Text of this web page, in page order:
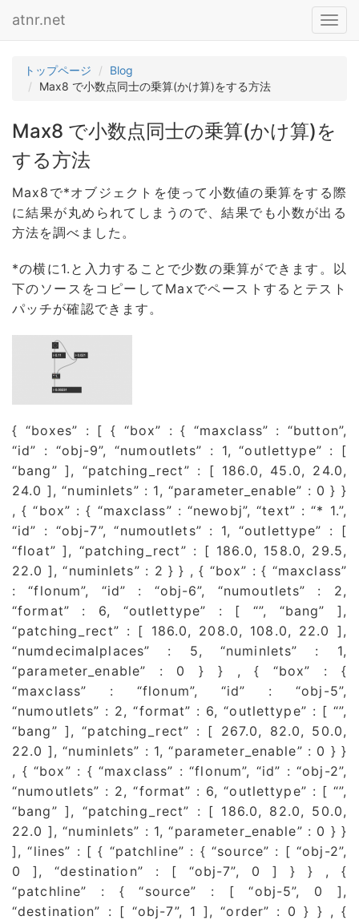
atnr.net
トップページ
Blog
Max8 で小数点同士の乗算(かけ算)をする方法
Max8 で小数点同士の乗算(かけ算)を
する方法
Max8で*オブジェクトを使って小数値の乗算をする際
に結果が丸められてしまうので、結果でも小数が出る
方法を調べました。
*の横に1.と入力することで少数の乗算ができます。以
下のソースをコピーしてMaxでペーストするとテスト
パッチが確認できます。
{ “boxes” : [ { “box” : { “maxclass” : “button”,
“id” : “obj-9”, “numoutlets” : 1, “outlettype” : [
“bang” ], “patching_rect” : [ 186.0, 45.0, 24.0,
24.0 ], “numinlets” : 1, “parameter_enable” : 0 } }
, { “box” : { “maxclass” : “newobj”, “text” : “* 1.”,
“id” : “obj-7”, “numoutlets” : 1, “outlettype” : [
“float” ], “patching_rect” : [ 186.0, 158.0, 29.5,
22.0 ], “numinlets” : 2 } } , { “box” : { “maxclass”
: “flonum”, “id” : “obj-6”, “numoutlets” : 2,
“format” : 6, “outlettype” : [ “”, “bang” ],
“patching_rect” : [ 186.0, 208.0, 108.0, 22.0 ],
“numdecimalplaces” : 5, “numinlets” : 1,
“parameter_enable” : 0 } } , { “box” : {
“maxclass” : “flonum”, “id” : “obj-5”,
“numoutlets” : 2, “format” : 6, “outlettype” : [ “”,
“bang” ], “patching_rect” : [ 267.0, 82.0, 50.0,
22.0 ], “numinlets” : 1, “parameter_enable” : 0 } }
, { “box” : { “maxclass” : “flonum”, “id” : “obj-2”,
“numoutlets” : 2, “format” : 6, “outlettype” : [ “”,
“bang” ], “patching_rect” : [ 186.0, 82.0, 50.0,
22.0 ], “numinlets” : 1, “parameter_enable” : 0 } }
], “lines” : [ { “patchline” : { “source” : [ “obj-2”,
0 ], “destination” : [ “obj-7”, 0 ] } } , {
“patchline” : { “source” : [ “obj-5”, 0 ],
“destination” : [ “obj-7”, 1 ], “order” : 0 } } , {